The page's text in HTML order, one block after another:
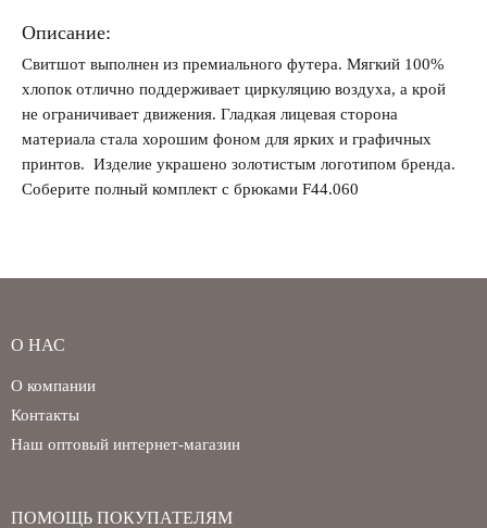
Описание:
Свитшот выполнен из премиального футера. Мягкий 100%
хлопок отлично поддерживает циркуляцию воздуха, а крой
не ограничивает движения. Гладкая лицевая сторона
материала стала хорошим фоном для ярких и графичных
принтов. Изделие украшено золотистым логотипом бренда.
Соберите полный комплект с брюками F44.060
О НАС
О компании
Контакты
Наш оптовый интернет-магазин
ПОМОЩЬ ПОКУПАТЕЛЯМ